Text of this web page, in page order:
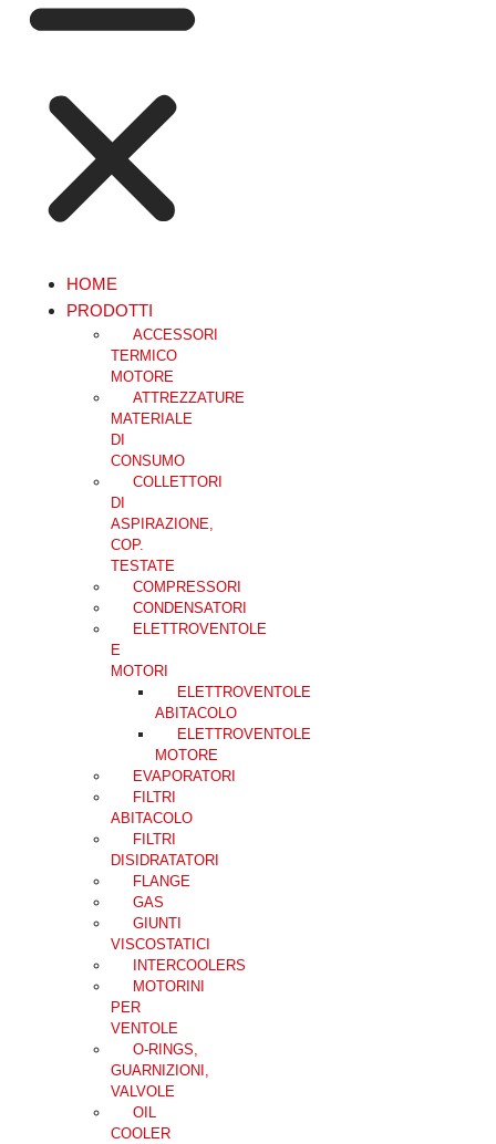
HOME
PRODOTTI
ACCESSORI
TERMICO
MOTORE
ATTREZZATURE
MATERIALE
DI
CONSUMO
COLLETTORI
DI
ASPIRAZIONE,
COP.
TESTATE
COMPRESSORI
CONDENSATORI
ELETTROVENTOLE
E
MOTORI
ELETTROVENTOLE
ABITACOLO
ELETTROVENTOLE
MOTORE
EVAPORATORI
FILTRI
ABITACOLO
FILTRI
DISIDRATATORI
FLANGE
GAS
GIUNTI
VISCOSTATICI
INTERCOOLERS
MOTORINI
PER
VENTOLE
O-RINGS,
GUARNIZIONI,
VALVOLE
OIL
COOLER